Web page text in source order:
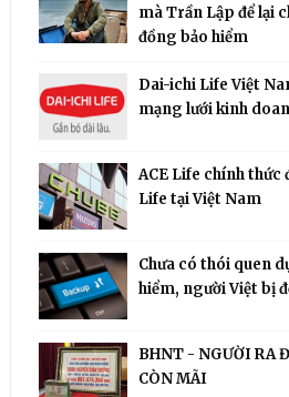
mà Trần Lập để lại
đồng bảo hiểm
Dai-ichi Life Việt
mạng lưới kinh
ACE Life chính thức
Life tại Việt Nam
Chưa có thói quen
hiểm, người Việt bị
BHNT - NGƯỜI RA
CÒN MÃI